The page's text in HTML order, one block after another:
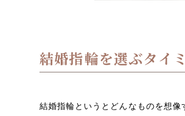
結婚指輪を選ぶタイ
結婚指輪というとどんなものを想